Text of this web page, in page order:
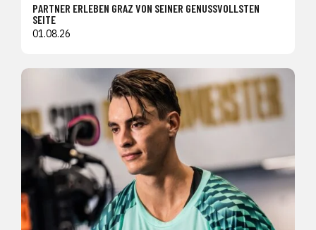
PARTNER ERLEBEN GRAZ VON SEINER GENUSSVOLLSTEN
SEITE
01.08.26